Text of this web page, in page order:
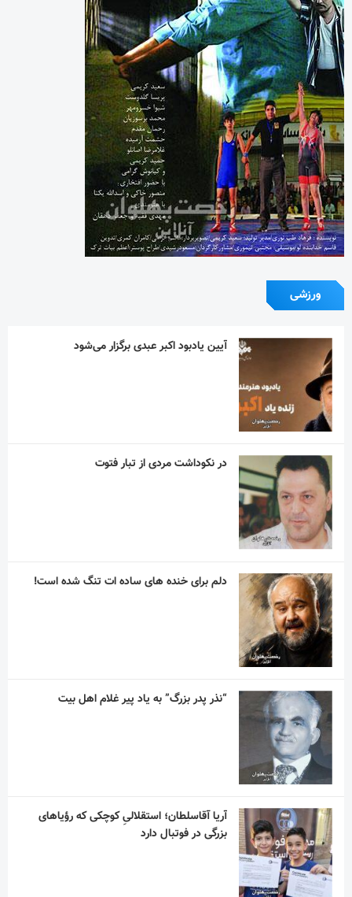
ورزشی
آیین یادبود اکبر عبدی برگزار می‌شود
در نکوداشت مردی از تبار فتوت
دلم برای خنده های ساده ات تنگ شده است!
“نذر پدر بزرگ” به یاد پیر غلام اهل بیت
آریا آقاسلطان؛ استقلالیِ کوچکی که رؤیاهای
بزرگی در فوتبال دارد